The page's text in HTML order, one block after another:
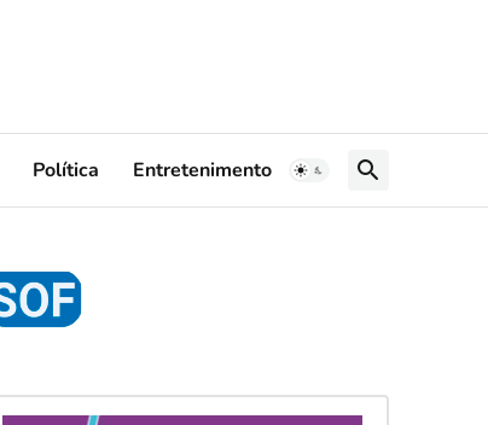
Política Entretenimento